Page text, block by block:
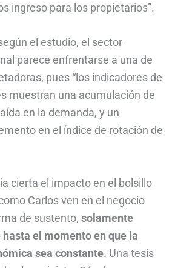
ingreso para los propietarios”.
el estudio, el sector
parece enfrentarse a una de
pues “los indicadores de
muestran una acumulación de
en la demanda, y un
en el índice de rotación de
cierta el impacto en el bolsillo
Carlos ven en el negocio
de sustento, solamente
el momento en que la
sea constante. Una tesis